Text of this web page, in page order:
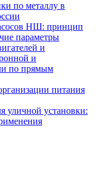
по металлу в
НШ: принцип
параметры
и
и
по прямым
питания
уличной установки: